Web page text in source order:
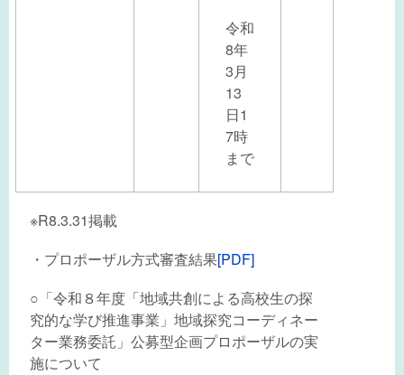
令和
8年
3月
13
日1
7時
まで
※R8.3.31掲載
・プロポーザル方式審査結果[PDF]
○「令和８年度「地域共創による高校生の探
究的な学び推進事業」地域探究コーディネー
ター業務委託」公募型企画プロポーザルの実
施について